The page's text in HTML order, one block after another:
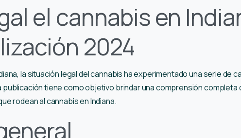
el cannabis en
2024
la situación legal del cannabis ha experimentado una serie de
publicación tiene como objetivo brindar una comprensión completa
rodean al cannabis en Indiana.